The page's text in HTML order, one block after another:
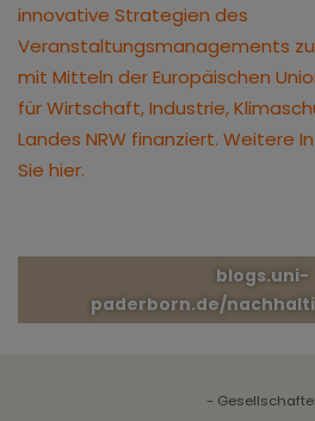
innovative Strategien des
Veranstaltungsmanagements
mit Mitteln der Europäischen
für Wirtschaft, Industrie,
Landes NRW finanziert. Weitere
Sie hier.
blogs.uni-
paderborn.de/
-